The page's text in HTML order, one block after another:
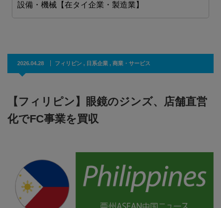
設備・機械【在タイ企業・製造業】
2026.04.28 フィリピン , 日系企業 , 商業・サービス
【フィリピン】眼鏡のジンズ、店舗直営
化でFC事業を買収